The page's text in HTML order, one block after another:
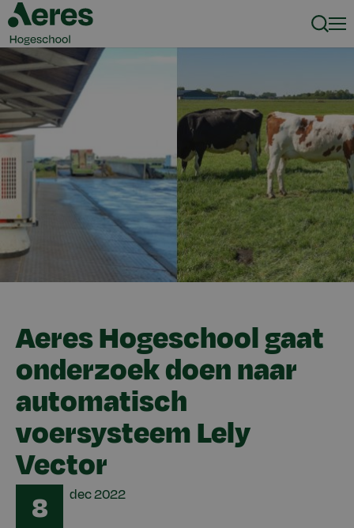
Aeres Hogeschool gaat
onderzoek doen naar
automatisch
voersysteem Lely
Vector
8 dec2022